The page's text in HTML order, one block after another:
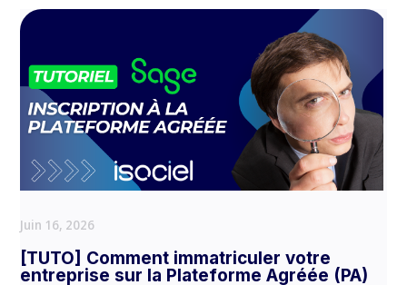
[TUTO] Comment immatriculer votre
entreprise sur la Plateforme Agréée (PA)
Juin 16, 2026